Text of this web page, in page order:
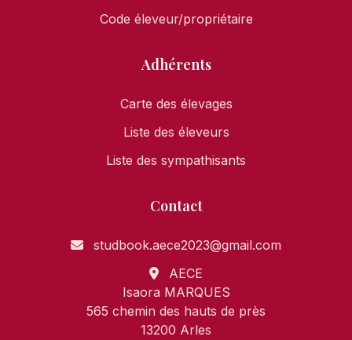
Code éleveur/propriétaire
Adhérents
Carte des élevages
Liste des éleveurs
Liste des sympathisants
Contact
studbook.aece2023@gmail.com
AECE
Isaora MARQUES
565 chemin des hauts de près
13200 Arles